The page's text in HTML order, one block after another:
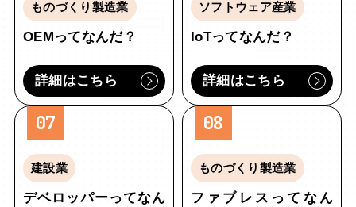
ものづくり製造業
OEMってなんだ？
詳細はこちら
ソフトウェア産業
IoTってなんだ？
詳細はこちら
07
建設業
デベロッパーってなん
08
ものづくり製造業
ファブレスってなん